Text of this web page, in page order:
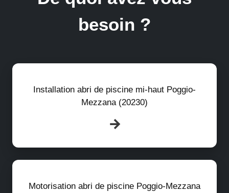
besoin ?
Installation abri de piscine mi-haut Poggio-
Mezzana (20230)
Motorisation abri de piscine Poggio-Mezzana